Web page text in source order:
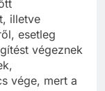
illetve
esetleg
végeznek
vége, mert a